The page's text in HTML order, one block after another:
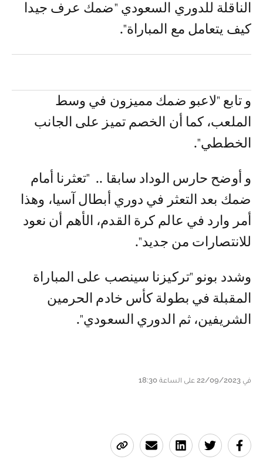
الناقلة للدوري السعودي "ضمك عرف جيدا
كيف يتعامل مع المباراة".
و تابع "لاعبو ضمك مميزون في وسط
الملعب، كما أن الخصم تميز على الجانب
الخططي".
و أوضح حارس الوداد سابقا .. "تعثرنا أمام
ضمك بعد التعثر في دوري أبطال آسيا، وهذا
أمر وارد في عالم كرة القدم، الأهم أن نعود
للانتصارات من جديد".
وشدد بونو "تركيزنا سينصب على المباراة
المقبلة في بطولة كأس خادم الحرمين
الشريفين، ثم الدوري السعودي".
في 22/09/2023 على الساعة 18:30